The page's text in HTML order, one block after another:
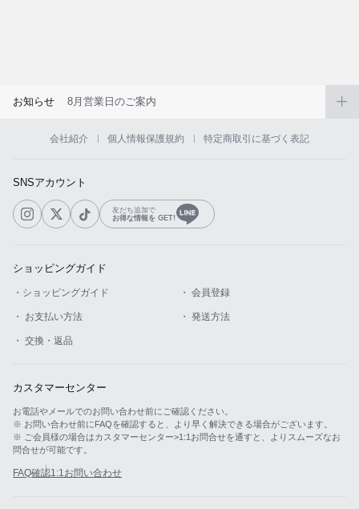
お知らせ 8月営業日のご案内
会社紹介 個人情報保護規約 特定商取引に基づく表記
SNSアカウント
友だち追加で
お得な情報を GET!
ショッピングガイド
・ショッピングガイド ・ 会員登録
・ お支払い方法 ・ 発送方法
・ 交換・返品
カスタマーセンター
お電話やメールでのお問い合わせ前にご確認ください。
※ お問い合わせ前にFAQを確認すると、より早く解決できる場合がございます。
※ ご会員様の場合はカスタマーセンター>1:1お問合せを通すと、よりスムーズなお
問合せが可能です。
FAQ確認1:1お問い合わせ